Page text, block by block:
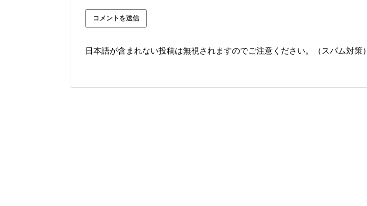
日本語が含まれない投稿は無視されますのでご注意ください。（スパム対策）